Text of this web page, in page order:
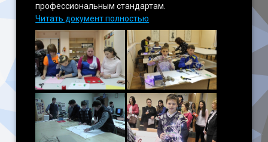
профессиональным стандартам.
Читать документ полностью